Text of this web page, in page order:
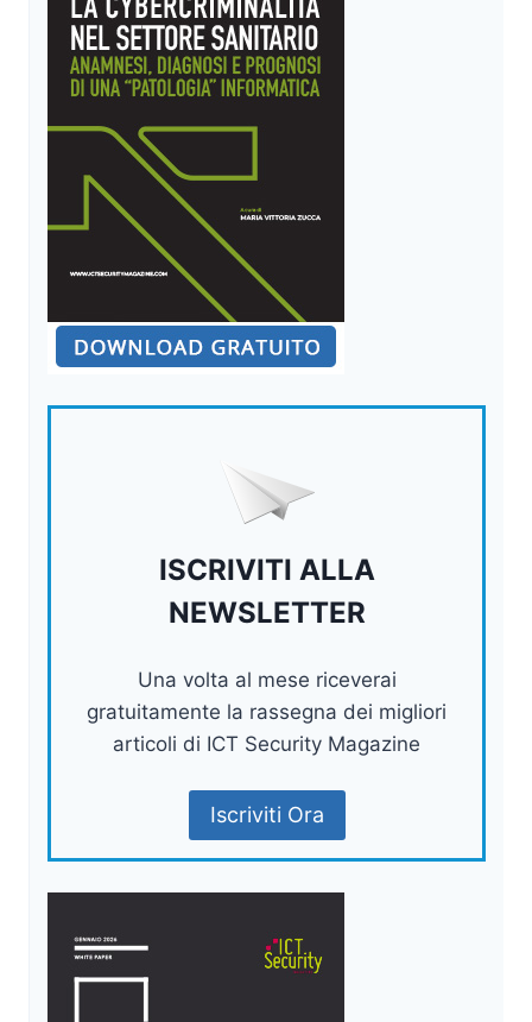
DOCUMENTALI
ISCRIVITI ALLA
NEWSLETTER
Una volta al mese riceverai
gratuitamente la rassegna dei migliori
articoli di ICT Security Magazine
Iscriviti Ora